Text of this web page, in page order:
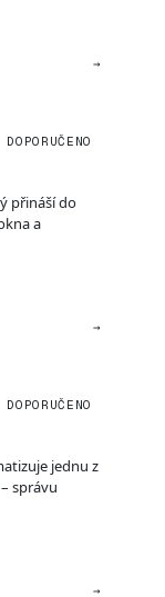
→
přináší do
a
→
jednu z
správu
→